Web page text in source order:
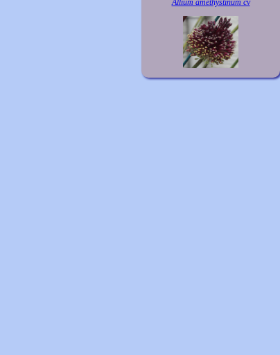
Allium amethystinum cv